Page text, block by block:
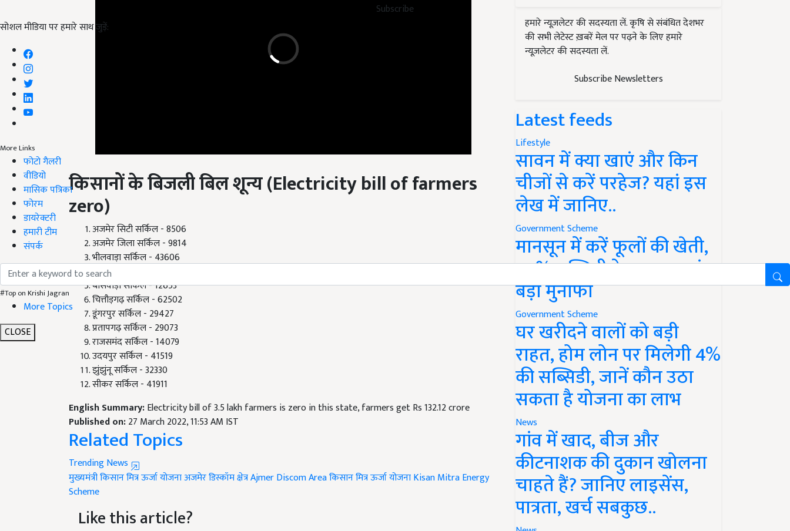
Subscribe
सोशल मीडिया पर हमारे साथ जुड़ें:
More Links
फोटो गैलरी
वीडियो
मासिक पत्रिका
फोरम
डायरेक्टरी
हमारी टीम
संपर्क
#Top on Krishi Jagran
More Topics
CLOSE
किसानों के बिजली बिल शून्य(Electricity bill of farmers
zero)
अजमेर सिटी सर्किल - 8506
अजमेर जिला सर्किल - 9814
भीलवाड़ा सर्किल - 43606
नागौर सर्किल - 16253
बांसवाड़ा सर्किल - 12653
चित्तौड़गढ़ सर्किल - 62502
डूंगरपुर सर्किल - 29427
प्रतापगढ़ सर्किल - 29073
राजसमंद सर्किल - 14079
उदयपुर सर्किल - 41519
झुंझुंनू सर्किल - 32330
सीकर सर्किल - 41911
Published on:27 March 2022, 11:53 AM IST
Related Topics
Trending News
मुख्यमंत्री किसान मित्र ऊर्जा योजना
Scheme
Like this article?
Hey! I amलोकेश निरवाल. Did you liked this article and have suggestions to improve this article?
हमारे न्यूज़लेटर की सदस्यता लें. कृषि से संबंधित देशभर
की सभी लेटेस्ट ख़बरें मेल पर पढ़ने के लिए हमारे
न्यूज़लेटर की सदस्यता लें.
Subscribe Newsletters
Latest feeds
Lifestyle
सावन में क्या खाएं और किन
चीजों से करें परहेज? यहां इस
लेख में जानिए..
Government Scheme
मानसून में करें फूलों की खेती,
50% सब्सिडी के साथ कमाएं
बड़ा मुनाफा
Government Scheme
घर खरीदने वालों को बड़ी
राहत, होम लोन पर मिलेगी 4%
की सब्सिडी, जानें कौन उठा
सकता है योजना का लाभ
News
गांव में खाद, बीज और
कीटनाशक की दुकान खोलना
चाहते हैं? जानिए लाइसेंस,
पात्रता, खर्च सबकुछ..